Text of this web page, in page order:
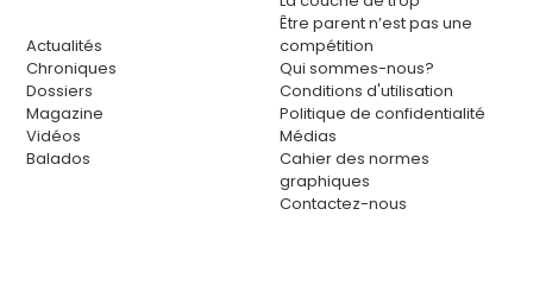
Actualités
Chroniques
Dossiers
Magazine
Vidéos
Balados
Être parent n’est pas une
compétition
Qui sommes-nous?
Conditions d'utilisation
Politique de confidentialité
Médias
Cahier des normes
graphiques
Contactez-nous